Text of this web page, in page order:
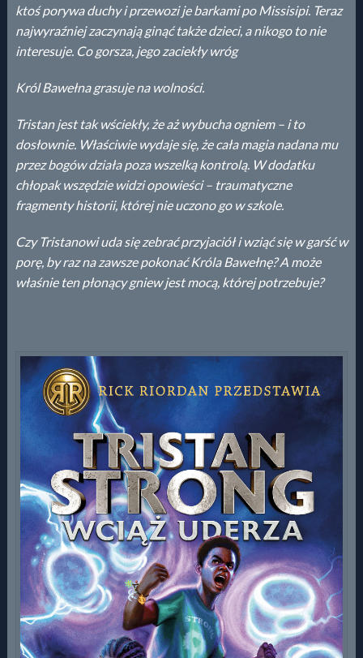
ktoś porywa duchy i przewozije barkami po Missisipi. Teraz
najwyraźniej zaczynają ginąć takżedzieci, a nikogo to nie
interesuje. Co gorsza, jego zaciekły wróg
Król Bawełna grasuje na wolności.
Tristan jest tak wściekły, że aż wybucha ogniem – i to
dosłownie. Właściwie wydaje się, że cała magia nadana mu
przez bogówdziała poza wszelką kontrolą. W dodatku
chłopak wszędzie widziopowieści – traumatyczne
fragmenty historii, której nie uczonogo w szkole.
Czy Tristanowi uda się zebrać przyjaciół i wziąć się w garść w
porę, by raz na zawsze pokonać Króla Bawełnę? A może
właśnie tenpłonący gniew jest mocą, której potrzebuje?